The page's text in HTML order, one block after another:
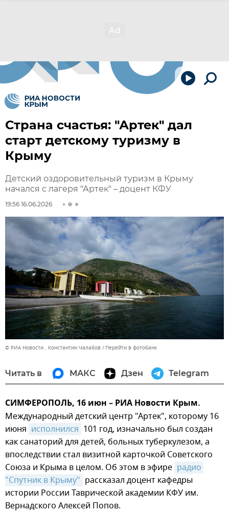
Страна счастья: "Артек" дал
старт детскому туризму в
Крыму
Детский оздоровительный туризм в Крыму
начался с лагеря "Артек" – доцент КФУ
19:56 16.06.2026
© РИА Новости . Константин Чалабов Перейти в фотобанк
Читать в МАКС Дзен Telegram
СИМФЕРОПОЛЬ, 16 июн – РИА Новости Крым.
Международный детский центр "Артек", которому 16
июня исполнился 101 год, изначально был создан
как санаторий для детей, больных туберкулезом, а
впоследствии стал визитной карточкой Советского
Союза и Крыма в целом. Об этом в эфире радио
"Спутник в Крыму" рассказал доцент кафедры
истории России Таврической академии КФУ им.
Вернадского Алексей Попов.